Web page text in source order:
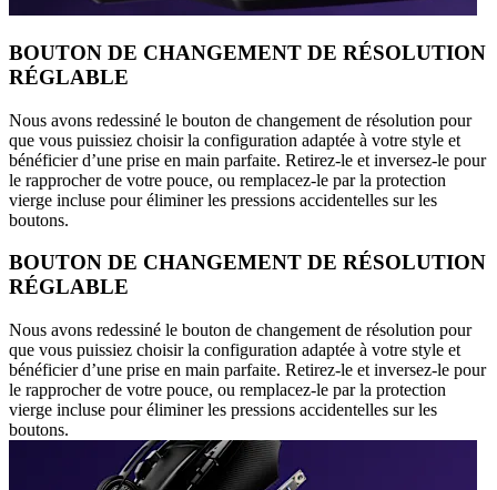
BOUTON DE CHANGEMENT DE RÉSOLUTION
RÉGLABLE
Nous avons redessiné le bouton de changement de résolution pour
que vous puissiez choisir la configuration adaptée à votre style et
bénéficier d’une prise en main parfaite. Retirez-le et inversez-le pour
le rapprocher de votre pouce, ou remplacez-le par la protection
vierge incluse pour éliminer les pressions accidentelles sur les
boutons.
BOUTON DE CHANGEMENT DE RÉSOLUTION
RÉGLABLE
Nous avons redessiné le bouton de changement de résolution pour
que vous puissiez choisir la configuration adaptée à votre style et
bénéficier d’une prise en main parfaite. Retirez-le et inversez-le pour
le rapprocher de votre pouce, ou remplacez-le par la protection
vierge incluse pour éliminer les pressions accidentelles sur les
boutons.